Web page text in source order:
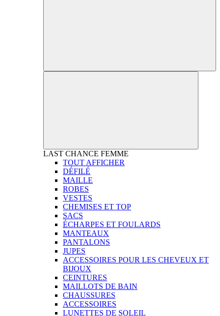
LAST CHANCE FEMME
TOUT AFFICHER
DÉFILÉ
MAILLE
ROBES
VESTES
CHEMISES ET TOP
SACS
ÉCHARPES ET FOULARDS
MANTEAUX
PANTALONS
JUPES
ACCESSOIRES POUR LES CHEVEUX ET
BIJOUX
CEINTURES
MAILLOTS DE BAIN
CHAUSSURES
ACCESSOIRES
LUNETTES DE SOLEIL